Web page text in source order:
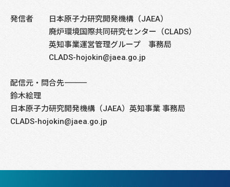
発信者 日本原子力研究開発機構（JAEA）
廃炉環境国際共同研究センター（CLADS）
英知事業運営管理グループ 事務局
CLADS-hojokin@jaea.go.jp
配信元・問合先――――――――――――――――――――――――――――
鈴木絵理
日本原子力研究開発機構（JAEA）英知事業 事務局
CLADS-hojokin@jaea.go.jp